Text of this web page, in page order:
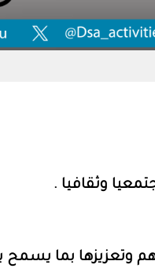
وثقافيا .
بما يسمح